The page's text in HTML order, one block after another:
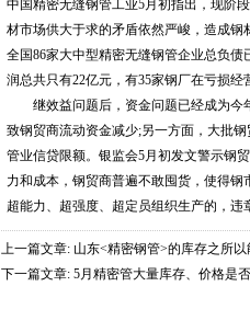
中国精密无缝钢管工业5月初指出，现阶
材市场供大于求的矛盾依然严峻，造成钢
全国86家大中型精密无缝钢管企业总负
润总共只有22亿元，有35家钢厂在亏损经
继效益问题后，资金问题已经成为今
致钢贸商流动资金减少;另一方面，大批
管业信贷限额。银监会5月初发文警示钢
力和成本，钢贸商普遍不敢囤货，使得钢
超能力、超强度、超定员组织生产的，违
上一篇文章: 山东<精密钢管>的库存之所
下一篇文章: 5月精密管大量库存、价格是